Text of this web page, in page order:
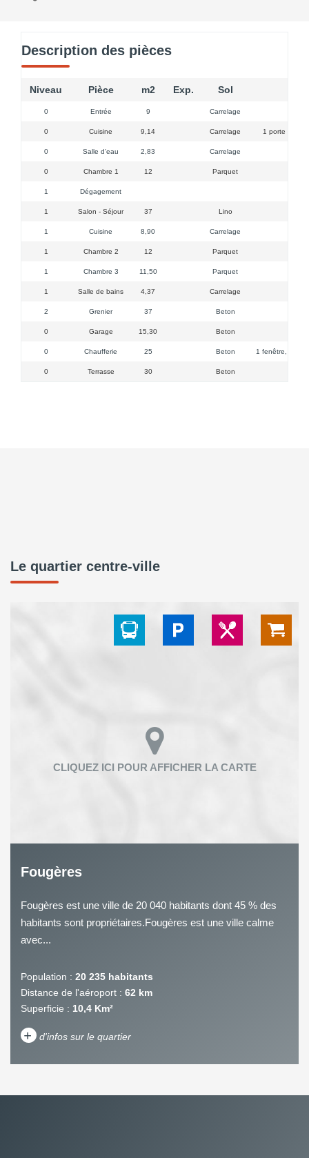
Description des pièces
Niveau Pièce m2 Exp. Sol
0 Entrée 9 Carrelage
0 Cuisine 9,14 Carrelage 1 porte
0 Salle d'eau 2,83 Carrelage
0 Chambre 1 12 Parquet
1 Dégagement
1 Salon - Séjour 37 Lino
1 Cuisine 8,90 Carrelage
1 Chambre 2 12 Parquet
1 Chambre 3 11,50 Parquet
1 Salle de bains 4,37 Carrelage
2 Grenier 37 Beton
0 Garage 15,30 Beton
0 Chaufferie 25 Beton 1 fenêtre, WC,
0 Terrasse 30 Beton
Le quartier centre-ville
Fougères
Fougères est une ville de 20 040 habitants dont 45 % des
habitants sont propriétaires.Fougères est une ville calme
avec...
Population : 20 235 habitants
Distance de l'aéroport : 62 km
Superficie : 10,4 Km²
+ d'infos sur le quartier